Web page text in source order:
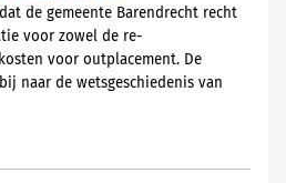
de gemeente Barendrecht recht
voor zowel de re-
voor outplacement. De
naar de wetsgeschiedenis van